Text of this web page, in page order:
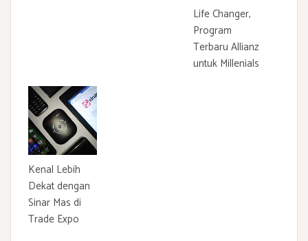
Life Changer,
Program
Terbaru Allianz
untuk Millenials
Kenal Lebih
Dekat dengan
Sinar Mas di
Trade Expo